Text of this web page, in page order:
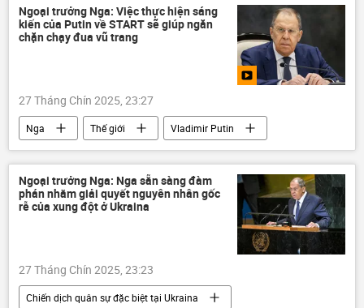
Sergey Lavrov
Liên Hợp Quốc
khủng bố
HAMAS phương Tây
Ngoại trưởng Nga: Việc thực hiện sáng
kiến của Putin về START sẽ giúp ngăn
chặn chạy đua vũ trang
27 Tháng Chín 2025, 23:27
Nga Thế giới
Vladimir Putin
Hoa Kỳ
hiệp ước START-3
Bộ Ngoại giao Nga
Chính trị
Liên Hợp Quốc
Ngoại trưởng Nga: Nga sẵn sàng đàm
phán nhằm giải quyết nguyên nhân gốc
rễ của xung đột ở Ukraina
27 Tháng Chín 2025, 23:23
Chiến dịch quân sự đặc biệt tại Ukraina